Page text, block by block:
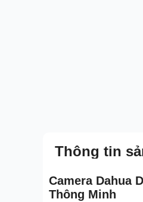
Thông tin
Camera Dahua
Thông Minh